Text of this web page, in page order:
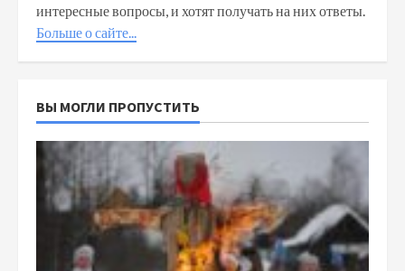
интересные вопросы, и хотят получать на них ответы.
Больше о сайте...
ВЫ МОГЛИ ПРОПУСТИТЬ